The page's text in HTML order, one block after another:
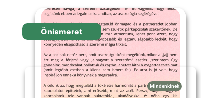
Önismeret
Mindenkinek